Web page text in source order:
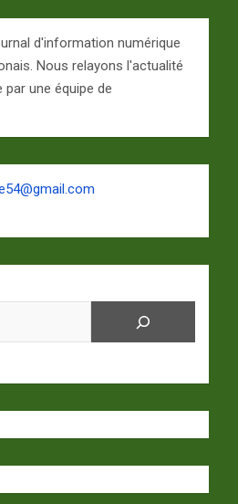
d'information numérique
Nous relayons l'actualité
une équipe de